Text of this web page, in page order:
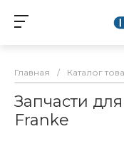
Главная / Каталог
Запчасти
Franke